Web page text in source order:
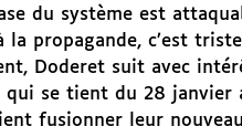
du système est
propagande, c’est
Doderet suit avec
qui se tient du 28
fusionner leur